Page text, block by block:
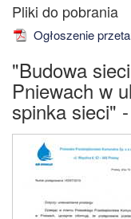
Ogłoszenie
"Budowa
Pniewach w
spinka sieci"